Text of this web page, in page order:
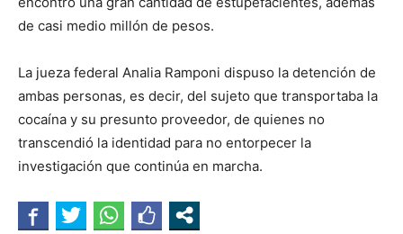
de casi medio millón de pesos.
La jueza federal Analia Ramponi dispuso la detención de
ambas personas, es decir, del sujeto que transportaba la
cocaína y su presunto proveedor, de quienes no
transcendió la identidad para no entorpecer la
investigación que continúa en marcha.